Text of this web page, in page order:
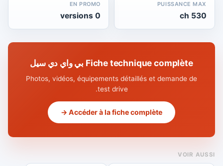
PUISSANCE MAX
530 ch
EN PROMO
0 versions
Fiche technique complète بي واي دي سيل
Photos, vidéos, équipements détaillés et demande de
test drive.
Accéder à la fiche complète →
VOIR AUSSI